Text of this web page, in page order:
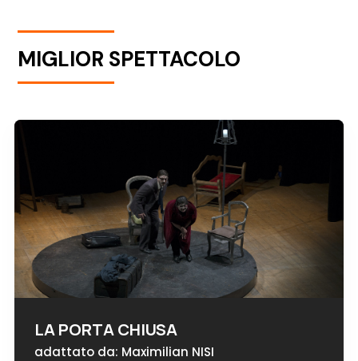
MIGLIOR SPETTACOLO
LA PORTA CHIUSA
adattato da: Maximilian NISI